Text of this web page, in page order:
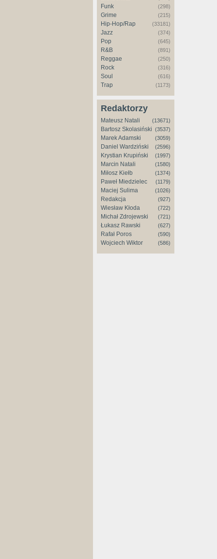
Funk (298)
Grime (215)
Hip-Hop/Rap (33181)
Jazz (374)
Pop (645)
R&B (891)
Reggae (250)
Rock (316)
Soul (616)
Trap (1173)
Redaktorzy
Mateusz Natali (13671)
Bartosz Skolasiński (3537)
Marek Adamski (3059)
Daniel Wardziński (2596)
Krystian Krupiński (1997)
Marcin Natali (1580)
Miłosz Kiełb (1374)
Paweł Miedzielec (1179)
Maciej Sulima (1026)
Redakcja (927)
Wiesław Kłoda (722)
Michał Zdrojewski (721)
Łukasz Rawski (627)
Rafał Poros (590)
Wojciech Wiktor (586)